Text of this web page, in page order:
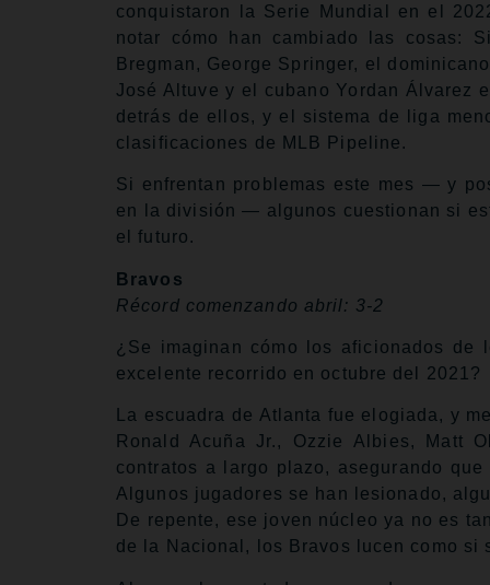
conquistaron la Serie Mundial en el
notar cómo han cambiado las cosas:
Bregman, George Springer, el
José Altuve y el cubano Yordan Álvarez
detrás de ellos, y el sistema de liga
clasificaciones de MLB Pipeline.
Si enfrentan problemas este mes — y
en la división — algunos cuestionan si
el futuro.
Bravos
Récord comenzando abril: 3-2
¿Se imaginan cómo los aficionados
excelente recorrido en octubre del 2021?
La escuadra de Atlanta fue elogiada, y
Ronald Acuña Jr., Ozzie Albies, Matt
contratos a largo plazo, asegurando
Algunos jugadores se han lesionado,
De repente, ese joven núcleo ya no es
de la Nacional, los Bravos lucen como si